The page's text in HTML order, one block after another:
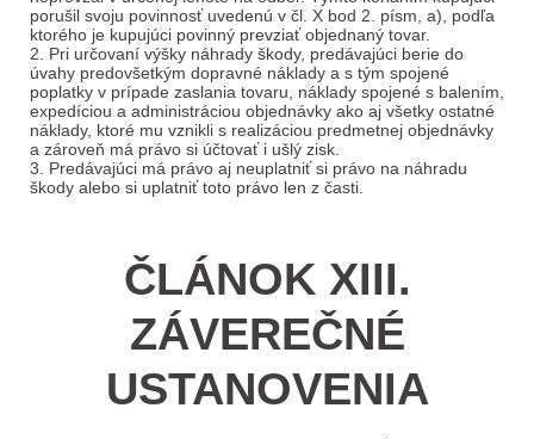
porušil svoju povinnosť uvedenú v čl. X bod 2. písm, a), podľa
ktorého je kupujúci povinný prevziať objednaný tovar.
2. Pri určovaní výšky náhrady škody, predávajúci berie do
úvahy predovšetkým dopravné náklady a s tým spojené
poplatky v prípade zaslania tovaru, náklady spojené s balením,
expedíciou a administráciou objednávky ako aj všetky ostatné
náklady, ktoré mu vznikli s realizáciou predmetnej objednávky
a zároveň má právo si účtovať i ušlý zisk.
3. Predávajúci má právo aj neuplatniť si právo na náhradu
škody alebo si uplatniť toto právo len z časti.
ČLÁNOK XIII.
ZÁVEREČNÉ
USTANOVENIA